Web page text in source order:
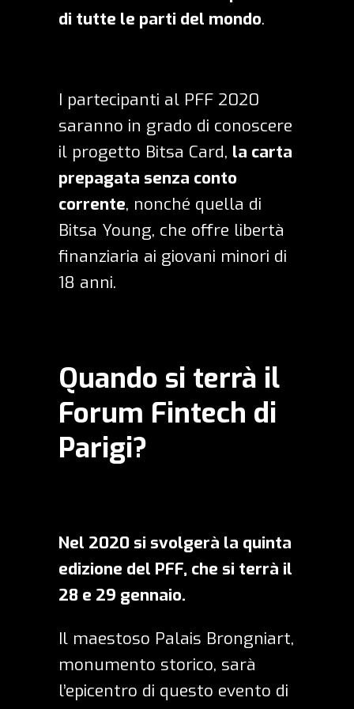
di tutte le parti del mondo.
I partecipanti al PFF 2020
saranno in grado di conoscere
il progetto Bitsa Card, la carta
prepagata senza conto
corrente, nonché quella di
Bitsa Young, che offre libertà
finanziaria ai giovani minori di
18 anni.
Quando si terrà il
Forum Fintech di
Parigi?
Nel 2020 si svolgerà la quinta
edizione del PFF, che si terrà il
28 e 29 gennaio.
Il maestoso Palais Brongniart,
monumento storico, sarà
l’epicentro di questo evento di